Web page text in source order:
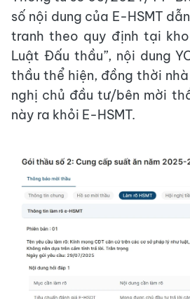
số nội dung của E-HSMT
tranh theo quy định tại
Luật Đấu thầu”, nội dung
thầu thể hiện, đồng thời
nghị chủ đầu tư/bên mời
này ra khỏi E-HSMT.